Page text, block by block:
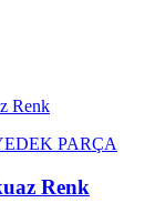
PARÇA
Renk